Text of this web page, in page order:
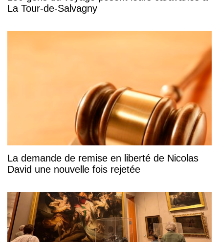
La Tour-de-Salvagny
La demande de remise en liberté de Nicolas
David une nouvelle fois rejetée